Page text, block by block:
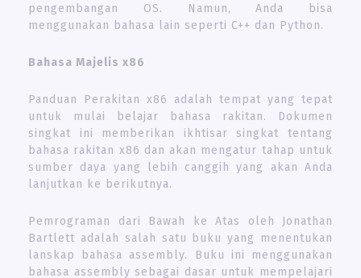
pengembangan OS. Namun, Anda bisa
menggunakan bahasa lain seperti C++ dan Python.
Bahasa Majelis x86
Panduan Perakitan x86 adalah tempat yang tepat
untuk mulai belajar bahasa rakitan. Dokumen
singkat ini memberikan ikhtisar singkat tentang
bahasa rakitan x86 dan akan mengatur tahap untuk
sumber daya yang lebih canggih yang akan Anda
lanjutkan ke berikutnya.
Pemrograman dari Bawah ke Atas oleh Jonathan
Bartlett adalah salah satu buku yang menentukan
lanskap bahasa assembly. Buku ini menggunakan
bahasa assembly sebagai dasar untuk mempelajari